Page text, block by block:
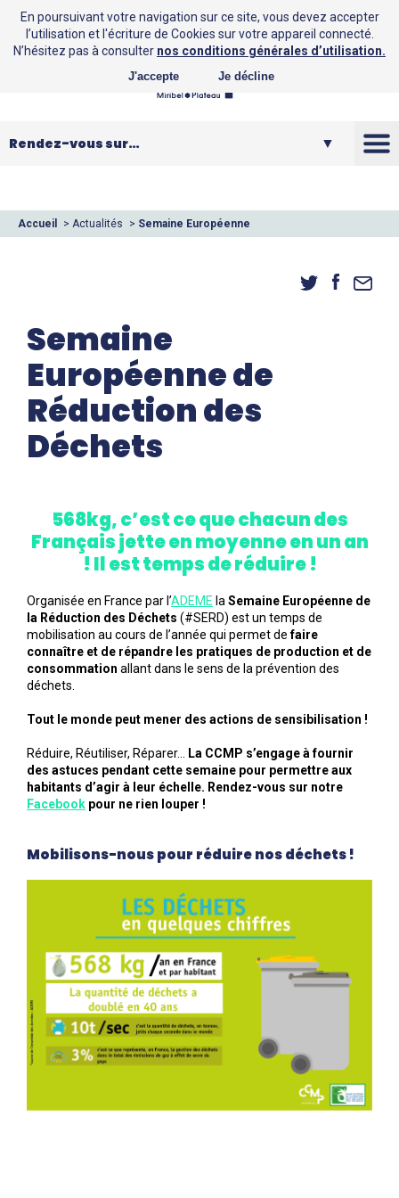
Vos loisirs
Accueil > Actualités > Semaine Européenne
Semaine
Européenne de
Réduction des
Déchets
568kg, c’est ce que chacun des
Français jette en moyenne en un an
! Il est temps de réduire !
Organisée en France par l’ADEME laSemaine Européenne de
la Réduction des Déchets (#SERD) est un temps de
mobilisation au cours de l’année qui permet defaire
connaître et de répandre les pratiques de production et de
consommation allant dans le sens de la prévention des
déchets.
Tout le monde peut mener des actions de sensibilisation !
Réduire, Réutiliser, Réparer… La CCMP s’engage à fournir
des astuces pendant cette semaine pour permettre aux
habitants d’agir à leur échelle. Rendez-vous sur notre
Facebook pour ne rien louper !
Mobilisons-nous pour réduire nos déchets !
En poursuivant votre navigation sur ce site, vous devez accepter
l’utilisation et l'écriture de Cookies sur votre appareil connecté.
N’hésitez pas à consulter nos conditions générales d’utilisation.
J'accepte Je décline